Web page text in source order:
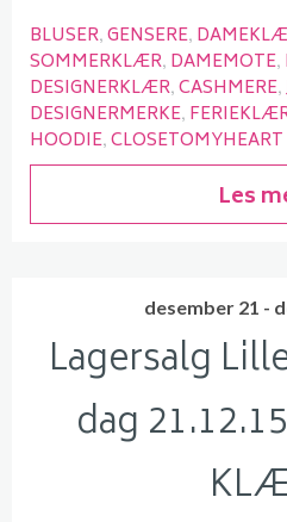
BLUSER GENSERE
SOMMERKLÆR DAMEMOTE
DESIGNERKLÆR CASHMERE
DESIGNERMERKE
HOODIE CLOSETOMYHEART
Les
desember 21 -
Lagersalg
dag